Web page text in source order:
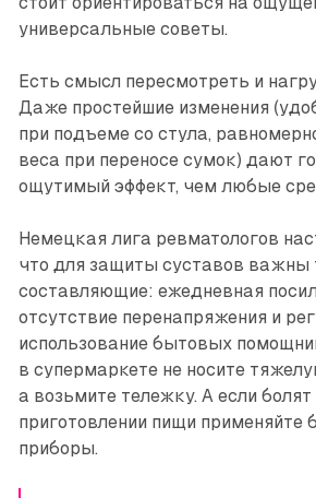
универсальные советы.
Есть смысл пересмотреть и
Даже простейшие изменения
при подъеме со стула,
веса при переносе сумок) дают
ощутимый эффект, чем любые
Немецкая лига ревматологов
что для защиты суставов важны
составляющие: ежедневная
отсутствие перенапряжения и
использование бытовых
в супермаркете не носите
а возьмите тележку. А если
приготовлении пищи применяйте
приборы.